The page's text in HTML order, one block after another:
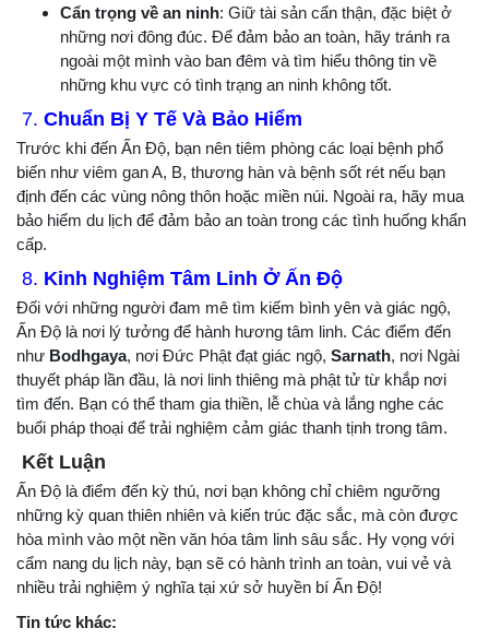
Cẩn trọng về an ninh: Giữ tài sản cẩn thận, đặc biệt ở
những nơi đông đúc. Để đảm bảo an toàn, hãy tránh ra
ngoài một mình vào ban đêm và tìm hiểu thông tin về
những khu vực có tình trạng an ninh không tốt.
7. Chuẩn Bị Y Tế Và Bảo Hiểm
Trước khi đến Ấn Độ, bạn nên tiêm phòng các loại bệnh phổ
biến như viêm gan A, B, thương hàn và bệnh sốt rét nếu bạn
định đến các vùng nông thôn hoặc miền núi. Ngoài ra, hãy mua
bảo hiểm du lịch để đảm bảo an toàn trong các tình huống khẩn
cấp.
8. Kinh Nghiệm Tâm Linh Ở Ấn Độ
Đối với những người đam mê tìm kiếm bình yên và giác ngộ,
Ấn Độ là nơi lý tưởng để hành hương tâm linh. Các điểm đến
như Bodhgaya, nơi Đức Phật đạt giác ngộ, Sarnath, nơi Ngài
thuyết pháp lần đầu, là nơi linh thiêng mà phật tử từ khắp nơi
tìm đến. Bạn có thể tham gia thiền, lễ chùa và lắng nghe các
buổi pháp thoại để trải nghiệm cảm giác thanh tịnh trong tâm.
Kết Luận
Ấn Độ là điểm đến kỳ thú, nơi bạn không chỉ chiêm ngưỡng
những kỳ quan thiên nhiên và kiến trúc đặc sắc, mà còn được
hòa mình vào một nền văn hóa tâm linh sâu sắc. Hy vọng với
cẩm nang du lịch này, bạn sẽ có hành trình an toàn, vui vẻ và
nhiều trải nghiệm ý nghĩa tại xứ sở huyền bí Ấn Độ!
Tin tức khác: